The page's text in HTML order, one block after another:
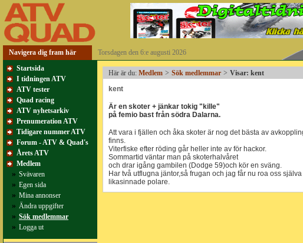
Navigera dig fram här Torsdagen den 6:e augusti 2026
Startsida
I tidningen ATV
ATV tester
Quad racing
ATV nyhetsarkiv
Prenumeration ATV
Tidigare nummer ATV
Forum - ATV & Quad's
Årets ATV
Medlem
» Svävaren
» Egen sida
» Mina annonser
» Ändra uppgifter
» Sök medlemmar
» Logga ut
Här är du: Medlem > Sök medlemmar > Visar: kent
kent
Är en skoter + jänkar tokig "kille"
på femio bast från södra Dalarna.
Att vara i fjällen och åka skoter är nog det bästa av
finns.
Viterfiske efter röding går heller inte av för hackor.
Sommartid väntar man på skoterhalvåret
och drar igång gambilen (Dodge 59)och kör en sväng.
Har två utflugna jäntor,så frugan och jag får nu roa oss
likasinnade polare.